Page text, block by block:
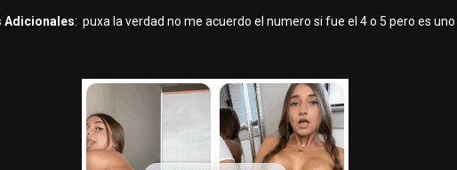
Adicionales: puxa la verdad no me acuerdo el numero si fue el 4 o 5 pero es